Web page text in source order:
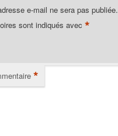
e-mail ne sera pas publiée.
sont indiqués avec*
*